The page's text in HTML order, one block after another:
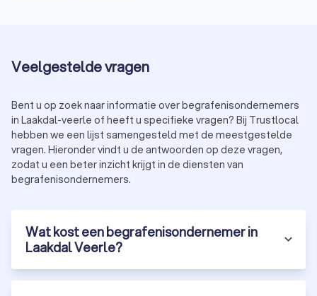
Laakdal Veerle via Trustlocal.
Hoe kiest u de juiste begrafenisondernemer in
Laakdal Veerle?
Het vinden van de juiste begrafenisondernemer is een
belangrijke keuze. Hier zijn enkele tips om u te helpen bij uw
beslissing:
offerte zodat u niet voor verrassingen komt te staan.
Persoonlijke aanpak:
van de uitvaart.
Veelgestelde vragen
Bent u op zoek naar informatie over begrafenisondernemers
in Laakdal-veerle of heeft u specifieke vragen? Bij Trustlocal
hebben we een lijst samengesteld met de meestgestelde
vragen. Hieronder vindt u de antwoorden op deze vragen,
zodat u een beter inzicht krijgt in de diensten van
begrafenisondernemers.
Wat kost een begrafenisondernemer in
Laakdal Veerle?